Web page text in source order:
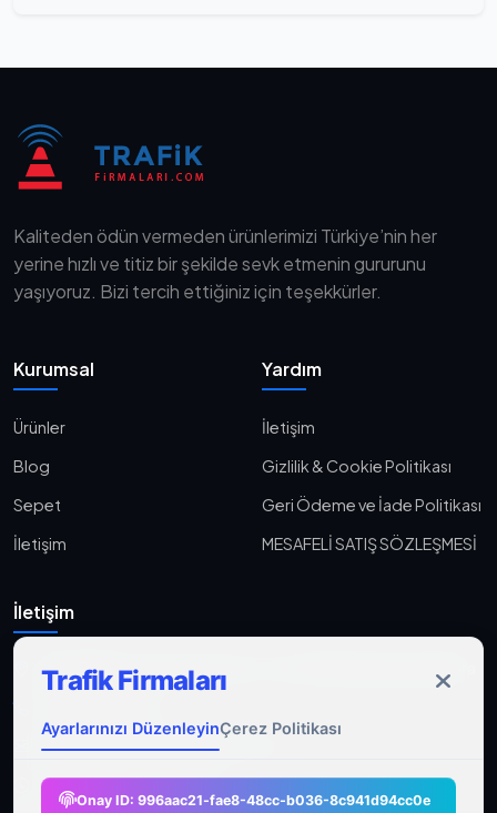
Kaliteden ödün vermeden ürünlerimizi Türkiye’nin her
yerine hızlı ve titiz bir şekilde sevk etmenin gururunu
yaşıyoruz. Bizi tercih ettiğiniz için teşekkürler.
Kurumsal
Ürünler
Blog
Sepet
İletişim
Yardım
İletişim
Gizlilik & Cookie Politikası
Geri Ödeme ve İade Politikası
MESAFELİ SATIŞ SÖZLEŞMESİ
İletişim
Aşağı Eğlence, Fener Yolu Sk. 2-18, 06010 Keçiören/Ankara
ahmet@gocmenasfaltyol.com.tr
Pzt-Cmt: 09:00 - 21:00
Trafik Firmaları
Ayarlarınızı DüzenleyinÇerez Politikası
Onay ID: 996aac21-fae8-48cc-b036-8c941d94cc0e